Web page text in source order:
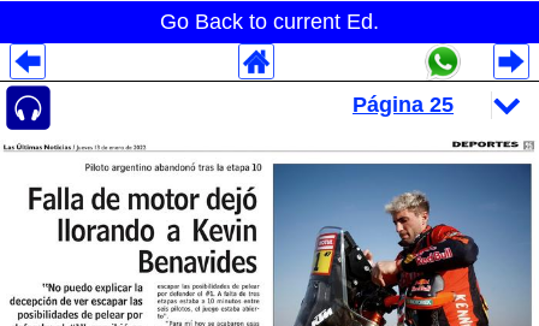
Go Back to current Ed.
Despliegues Analytics
Despliegues Totales
Despliegues por Rubros